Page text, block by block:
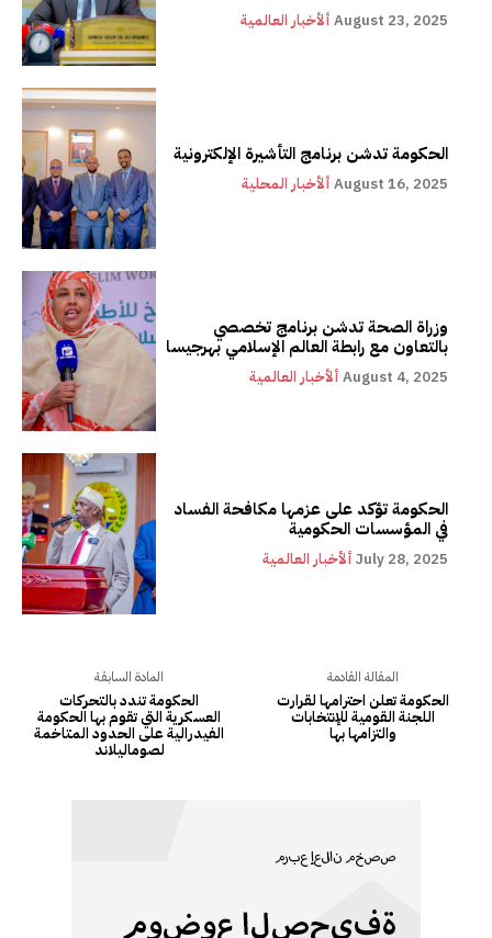
ألأخبار العالمية August 23, 2025
الحكومة تدشن برنامج التأشيرة الإلكترونية
ألأخبار المحلية August 16, 2025
وزراة الصحة تدشن برنامج تخصصي
بالتعاون مع رابطة العالم الإسلامي بهرجيسا
ألأخبار العالمية August 4, 2025
الحكومة تؤكد على عزمها مكافحة الفساد
في المؤسسات الحكومية
ألأخبار العالمية July 28, 2025
المادة السابقة
الحكومة تندد بالتحركات
العسكرية التي تقوم بها الحكومة
الفيدرالية على الحدود المتاخمة
لصوماليلاند
المقالة القادمة
الحكومة تعلن احترامها لقرارت
اللجنة القومية للإنتخابات
والتزامها بها